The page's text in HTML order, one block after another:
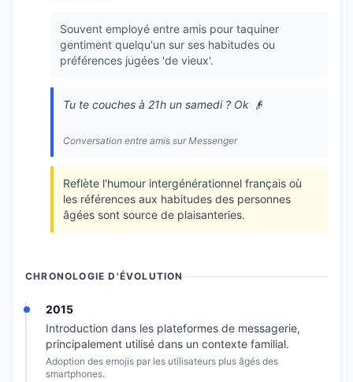
Souvent employé entre amis pour taquiner
gentiment quelqu'un sur ses habitudes ou
préférences jugées 'de vieux'.
Tu te couches à 21h un samedi ? Ok 👴
Conversation entre amis sur Messenger
Reflète l'humour intergénérationnel français où
les références aux habitudes des personnes
âgées sont source de plaisanteries.
CHRONOLOGIE D'ÉVOLUTION
2015
Introduction dans les plateformes de messagerie,
principalement utilisé dans un contexte familial.
Adoption des emojis par les utilisateurs plus âgés des
smartphones.